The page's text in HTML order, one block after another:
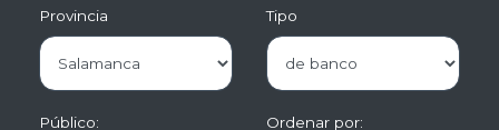
Provincia Tipo
Público: Ordenar por: